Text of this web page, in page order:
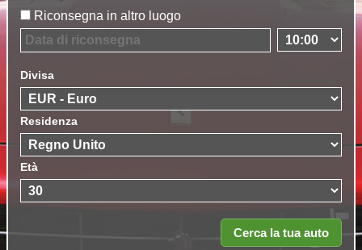
Riconsegna in altro luogo
Divisa
Residenza
Età